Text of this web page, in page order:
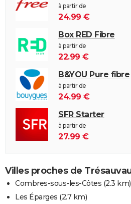
à partir de
24.99 €
Box RED Fibre
à partir de
22.99 €
B&YOU Pure fibre
à partir de
24.99 €
SFR Starter
à partir de
27.99 €
Villes proches de
Combres-sous-les-Côtes (2.3 km)
Les Éparges (2.7 km)